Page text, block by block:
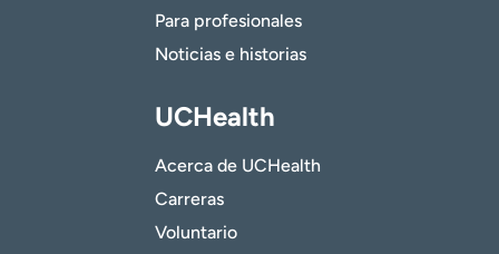
Para profesionales
Noticias e historias
UCHealth
Acerca de UCHealth
Carreras
Voluntario